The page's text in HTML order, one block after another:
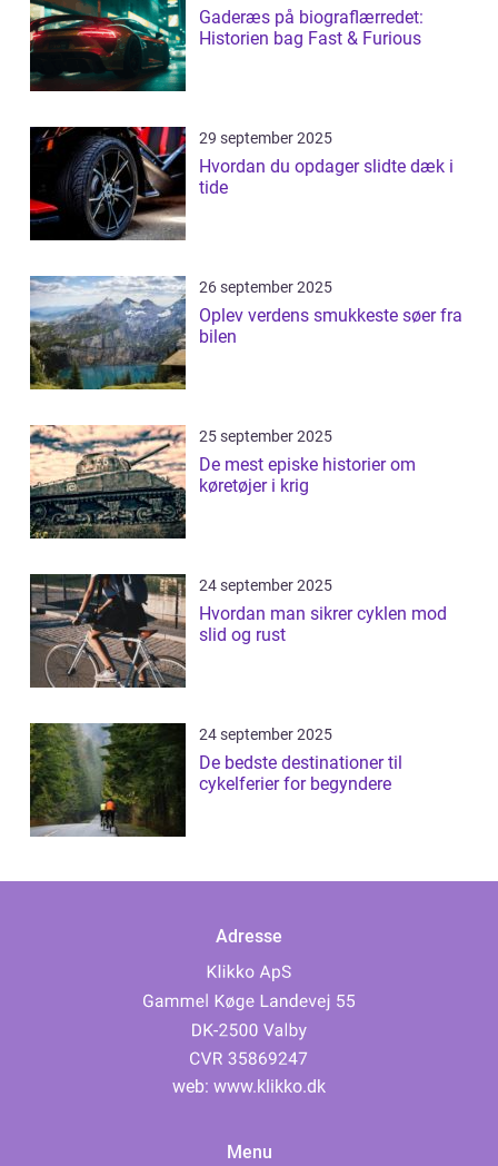
Gaderæs på biograflærredet:
Historien bag Fast & Furious
29 september 2025
Hvordan du opdager slidte dæk i
tide
26 september 2025
Oplev verdens smukkeste søer fra
bilen
25 september 2025
De mest episke historier om
køretøjer i krig
24 september 2025
Hvordan man sikrer cyklen mod
slid og rust
24 september 2025
De bedste destinationer til
cykelferier for begyndere
Adresse
web: www.klikko.dk
Menu